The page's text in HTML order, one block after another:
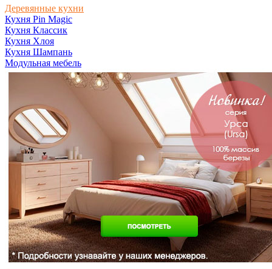
Деревянные кухни
Кухня Pin Magic
Кухня Классик
Кухня Хлоя
Кухня Шампань
Модульная мебель